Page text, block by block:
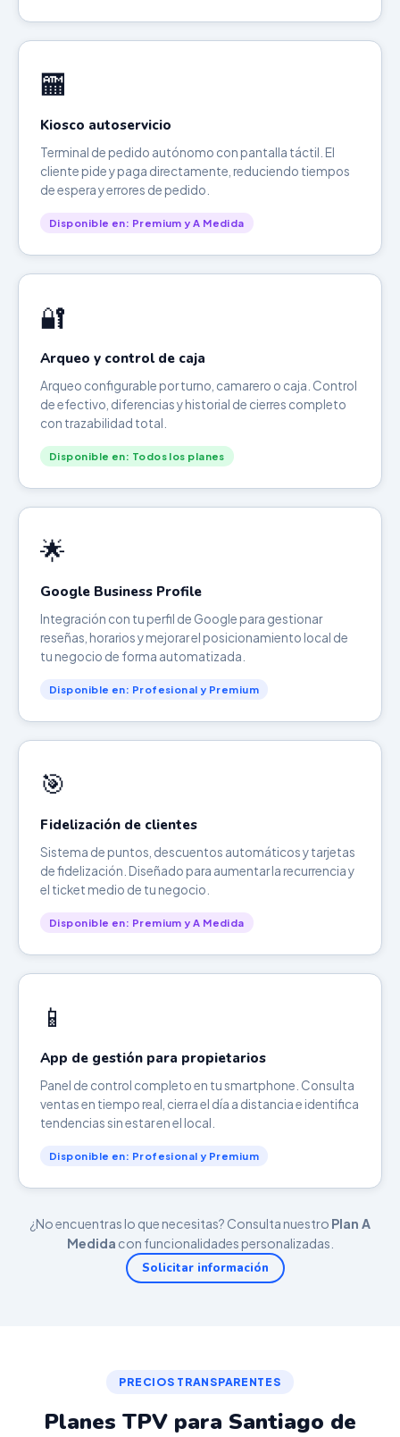
🏧
Kiosco autoservicio
Terminal de pedido autónomo con pantalla táctil. El
cliente pide y paga directamente, reduciendo tiempos
de espera y errores de pedido.
Disponible en: Premium y A Medida
🔐
Arqueo y control de caja
Arqueo configurable por turno, camarero o caja. Control
de efectivo, diferencias y historial de cierres completo
con trazabilidad total.
Disponible en: Todos los planes
🌟
Google Business Profile
Integración con tu perfil de Google para gestionar
reseñas, horarios y mejorar el posicionamiento local de
tu negocio de forma automatizada.
Disponible en: Profesional y Premium
🎯
Fidelización de clientes
Sistema de puntos, descuentos automáticos y tarjetas
de fidelización. Diseñado para aumentar la recurrencia y
el ticket medio de tu negocio.
Disponible en: Premium y A Medida
📱
App de gestión para propietarios
Panel de control completo en tu smartphone. Consulta
ventas en tiempo real, cierra el día a distancia e identifica
tendencias sin estar en el local.
Disponible en: Profesional y Premium
¿No encuentras lo que necesitas? Consulta nuestro Plan A
Medida con funcionalidades personalizadas.
Solicitar información
PRECIOS TRANSPARENTES
Planes TPV para Santiago de